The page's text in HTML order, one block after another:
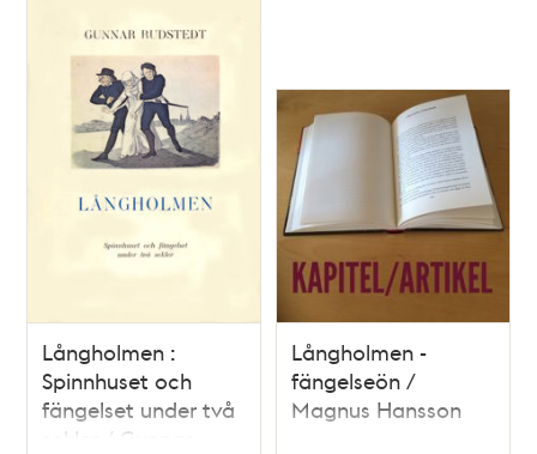
Långholmen :
Spinnhuset och
fängelset under två
sekler / Gunnar
Långholmen -
fängelseön /
Magnus Hansson